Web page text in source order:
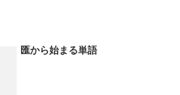
匯から始まる単語